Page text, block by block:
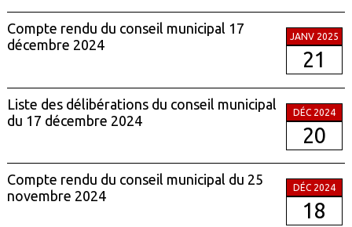
Compte rendu du conseil municipal 17
décembre 2024
JANV 2025
21
Liste des délibérations du conseil municipal
du 17 décembre 2024
DÉC 2024
20
Compte rendu du conseil municipal du 25
novembre 2024
DÉC 2024
18